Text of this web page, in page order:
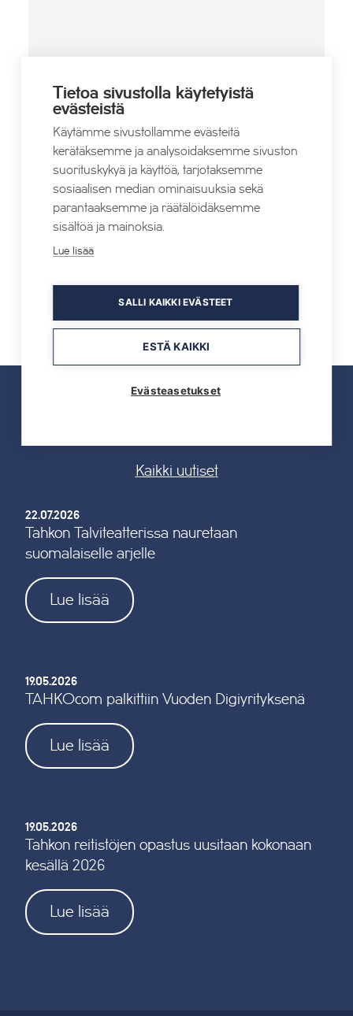
PAIKKA
Break Sokos Hotel Tahko
Tahkonrinteenkatu 7
Tahkovuori
73310
+ Google Map
Kaikki uutiset
22.07.2026
Tahkon Talviteatterissa nauretaan
suomalaiselle arjelle
Lue lisää
19.05.2026
TAHKOcom palkittiin Vuoden Digiyrityksenä
Lue lisää
19.05.2026
Tahkon reitistöjen opastus uusitaan kokonaan
kesällä 2026
Lue lisää
Tietoa sivustolla käytetyistä
evästeistä
Käytämme sivustollamme evästeitä
kerätäksemme ja analysoidaksemme sivuston
suorituskykyä ja käyttöä, tarjotaksemme
sosiaalisen median ominaisuuksia sekä
parantaaksemme ja räätälöidäksemme
sisältöä ja mainoksia.
Lue lisää
SALLI KAIKKI EVÄSTEET
ESTÄ KAIKKI
Evästeasetukset